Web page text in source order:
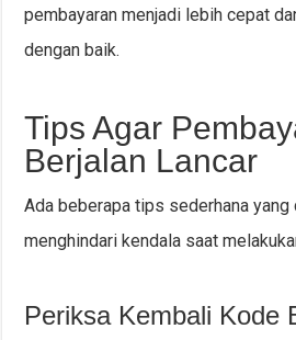
pembayaran menjadi lebih cepat
dengan baik.
Tips Agar
Berjalan Lancar
Ada beberapa tips sederhana yang
menghindari kendala saat
Periksa Kembali Kode